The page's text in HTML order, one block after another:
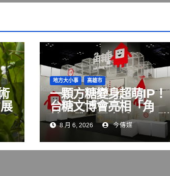
地方大小事 高雄市
一顆方糖變身超萌IP！
台糖文博會亮相「角
糖」帶民眾穿越80年甜
蜜記憶
8 月 6, 2026 今傳媒